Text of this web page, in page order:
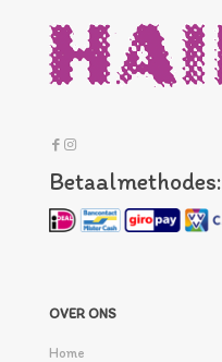
Betaalmethodes:
OVER ONS
Home